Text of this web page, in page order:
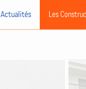
Actualités Les